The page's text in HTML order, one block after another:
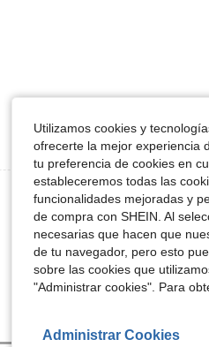
Utilizamos cookies y
ofrecerte la mejor experiencia
tu preferencia de cookies en
estableceremos todas las
funcionalidades mejoradas y
de compra con SHEIN. Al
necesarias que hacen que
de tu navegador, pero esto
sobre las cookies que
"Administrar cookies". Para
Administrar Cookies